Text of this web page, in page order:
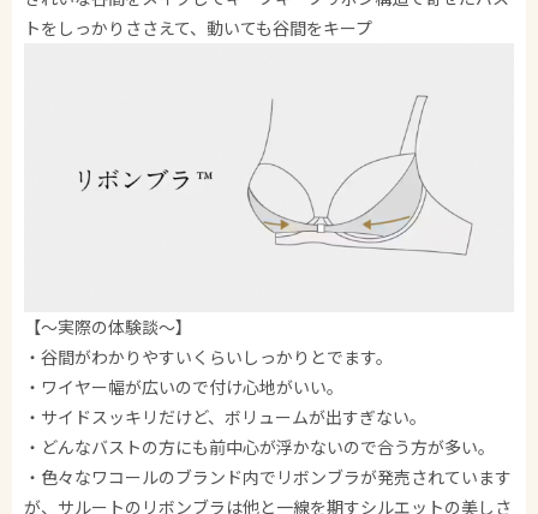
トをしっかりささえて、動いても谷間をキープ
【〜実際の体験談〜】
・谷間がわかりやすいくらいしっかりとでます。
・ワイヤー幅が広いので付け心地がいい。
・サイドスッキリだけど、ボリュームが出すぎない。
・どんなバストの方にも前中心が浮かないので合う方が多い。
・色々なワコールのブランド内でリボンブラが発売されています
が、サルートのリボンブラは他と一線を期すシルエットの美しさ